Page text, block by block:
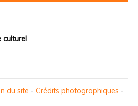
culturel
du site - Crédits photographiques -